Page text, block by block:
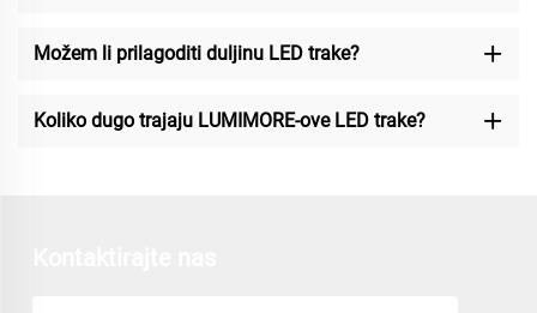
Možem li prilagoditi duljinu LED trake?
Koliko dugo trajaju LUMIMORE-ove LED trake?